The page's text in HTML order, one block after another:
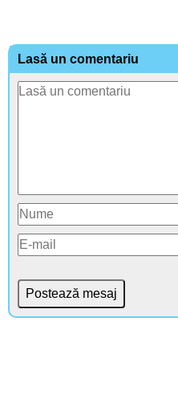
Lasă un comentariu